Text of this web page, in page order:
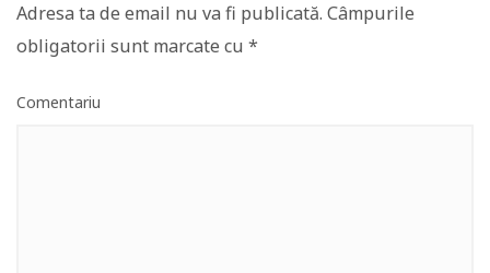
Adresa ta de email nu va fi publicată. Câmpurile
obligatorii sunt marcate cu *
Comentariu